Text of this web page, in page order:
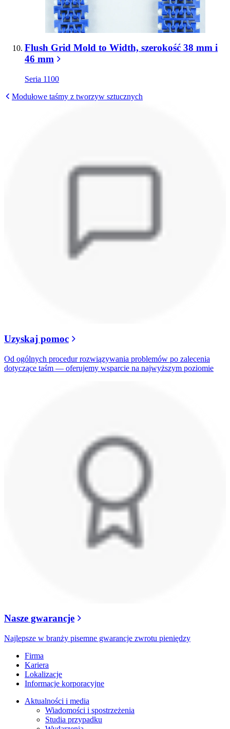
Flush Grid Mold to Width, szerokość 38 mm i
46 mm
Seria 1100
Modułowe taśmy z tworzyw sztucznych
Uzyskaj pomoc
Od ogólnych procedur rozwiązywania problemów po zalecenia
dotyczące taśm — oferujemy wsparcie na najwyższym poziomie
Nasze gwarancje
Najlepsze w branży pisemne gwarancje zwrotu pieniędzy
Firma
Kariera
Lokalizacje
Informacje korporacyjne
Aktualności i media
Wiadomości i spostrzeżenia
Studia przypadku